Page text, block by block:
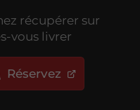
récupérer sur
vous livrer
Réservez